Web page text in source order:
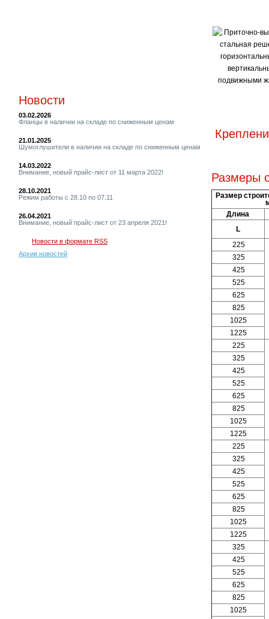
Новости
03.02.2026
Фланцы в наличии на складе по сниженным ценам
21.01.2025
Шумоглушители в наличии на складе по сниженным ценам
14.03.2022
Внимание, новый прайс-лист от 11 марта 2022!
28.10.2021
Режим работы с 28.10 по 07.11
26.04.2021
Внимание, новый прайс-лист от 23 апреля 2021!
Новости в формате RSS
Архив новостей
Размеры
Размер
Длина
L
225
325
425
525
625
825
1025
1225
225
325
425
525
625
825
1025
1225
225
325
425
525
625
825
1025
1225
325
425
525
625
825
1025